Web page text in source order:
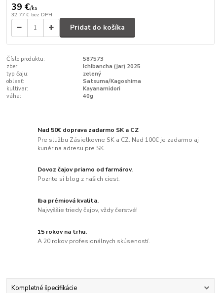
39 €/ks
32,77 € bez DPH
Pridať do košíka
Číslo produktu:
587573
zber:
Ichibancha (jar) 2025
typ čaju:
zelený
oblasť:
Satsuma/Kagoshima
kultivar:
Kayanamidori
váha:
40g
Nad 50€ doprava zadarmo SK a CZ
Pre službu Zásielkovne SK a CZ. Nad 100€ je zadarmo aj
kuriér na adresu pre SK.
Dovoz čajov priamo od farmárov.
Pozrite si blog z našich ciest.
Iba prémiová kvalita.
Najvyššie triedy čajov, vždy čerstvé!
15 rokov na trhu.
A 20 rokov profesionálnych skúseností.
Kompletné špecifikácie